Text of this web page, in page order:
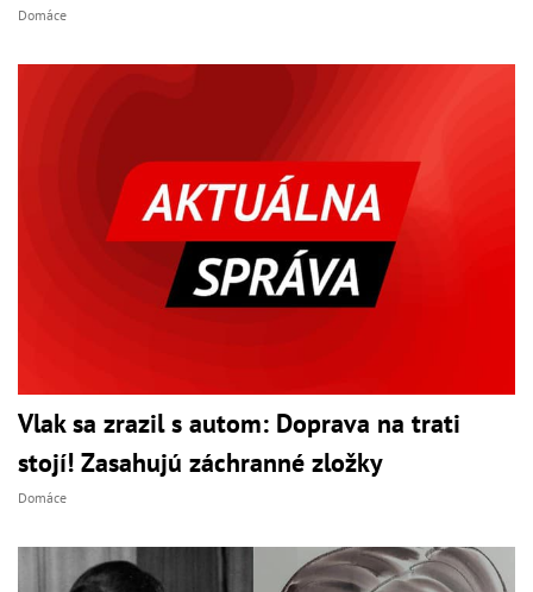
Domáce
Vlak sa zrazil s autom: Doprava na trati
stojí! Zasahujú záchranné zložky
Domáce